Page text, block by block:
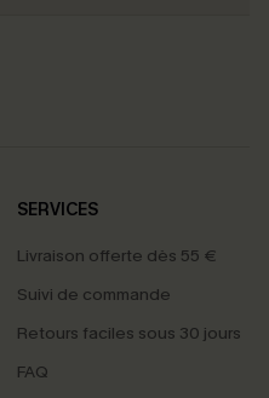
SERVICES
Livraison offerte dès 55 €
Suivi de commande
Retours faciles sous 30 jours
FAQ